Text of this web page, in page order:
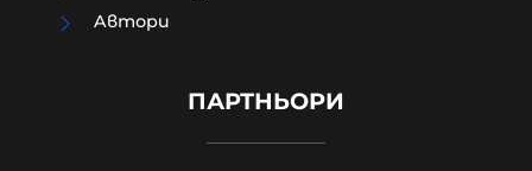
етикетите само в евро
Aвтори
ПАРТНЬОРИ